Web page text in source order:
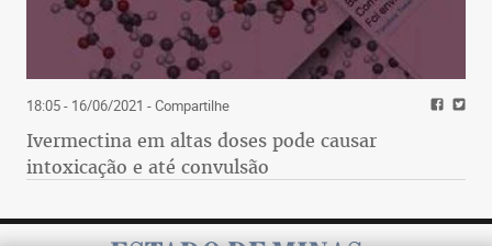
18:05 - 16/06/2021 - Compartilhe
Ivermectina em altas doses pode causar
intoxicação e até convulsão